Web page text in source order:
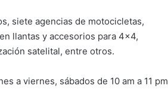
siete agencias de motocicletas,
llantas y accesorios para 4×4,
satelital, entre otros.
a viernes, sábados de 10 am a 11 pm